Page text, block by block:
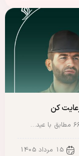
کن
15 مرداد 1405